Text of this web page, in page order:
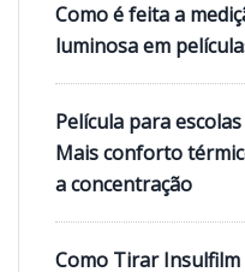
Como é feita a
luminosa em
Película para
Mais conforto
a concentração
Como Tirar Insulfilm